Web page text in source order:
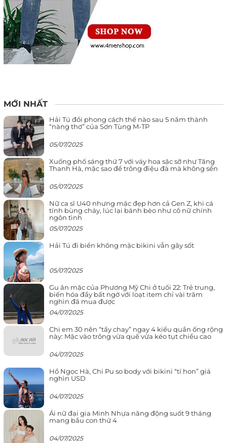
MỚI NHẤT
Hải Tú đổi phong cách thế nào sau 5 năm thành
“nàng thơ” của Sơn Tùng M-TP
05/07/2025
Xuống phố sáng thứ 7 với váy hoa sặc sỡ như Tăng
Thanh Hà, mặc sao để trông điệu đà mà không sến
05/07/2025
Nữ ca sĩ U40 nhưng mặc đẹp hơn cả Gen Z, khi cá
tính bùng cháy, lúc lại bánh bèo như cô nữ chính
ngôn tình
05/07/2025
Hải Tú đi biển không mặc bikini vẫn gây sốt
05/07/2025
Gu ăn mặc của Phương Mỹ Chi ở tuổi 22: Trẻ trung,
biến hóa đầy bất ngờ với loạt item chỉ vài trăm
nghìn đã mua được
04/07/2025
Chị em 30 nên “tẩy chay” ngay 4 kiểu quần ống rộng
này: Mặc vào trông vừa quê vừa kéo tụt chiều cao
04/07/2025
Hồ Ngọc Hà, Chi Pu so body với bikini “tí hon” giá
nghìn USD
04/07/2025
Ái nữ đại gia Minh Nhựa năng động suốt 9 tháng
mang bầu con thứ 4
04/07/2025